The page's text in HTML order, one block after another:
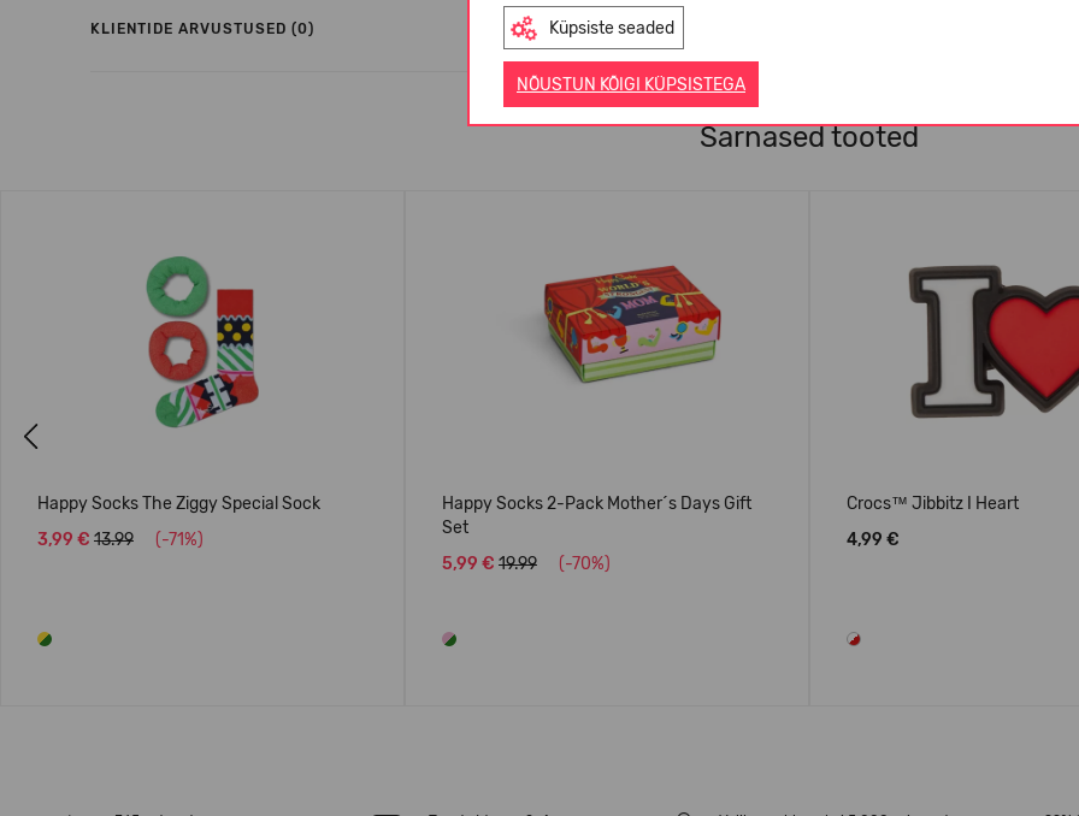
Küpsiste seaded
NÕUSTUN KÕIGI KÜPSISTEGA
KLIENTIDE ARVUSTUSED (0)
Sarnased tooted
Happy Socks The Ziggy Special Sock
3,99 € 13.99 (-71%)
Happy Socks 2-Pack Mother´s Days Gift
Set
5,99 € 19.99 (-70%)
Crocs™ Jibbitz I Heart
4,99 €